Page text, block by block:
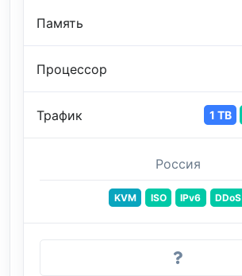
Память
Процессор
Трафик 1 TB
Россия
KVM ISO IPv6 DDoS